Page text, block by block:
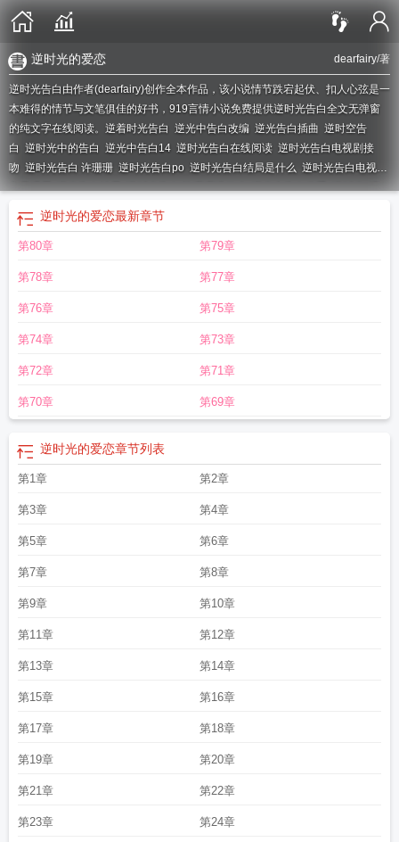
dearfairy/著
逆时光的爱恋
逆时光告白由作者(dearfairy)创作全本作品，该小说情节跌宕起伏、扣人心弦是一
本难得的情节与文笔俱佳的好书，919言情小说免费提供逆时光告白全文无弹窗
的纯文字在线阅读。 逆着时光告白 逆光中告白改编 逆光告白插曲 逆时空告
白 逆时光中的告白 逆光中告白14 逆时光告白在线阅读 逆时光告白电视剧接
吻 逆时光告白 许珊珊 逆时光告白po 逆时光告白结局是什么 逆时光告白电视剧
免费观看逆光告白结局逆时光告白 许珊珊讲什么逆光中告白分手逆时光逆
时光告白百度资源逆时光告白 百度
告白dearfairy结局
告白剧他在逆时光中告白 逆时光告白电视剧解说
看逆时光里的告白 逆时光告白电视剧全集免费观看
告白dearfairy
我的逆时光告白逆时光告白dear
视剧告白
逆光中告白11逆时光告白po说什么的
光中告白免费观看
逆时光的爱恋最新章节
第80章 第79章
第78章 第77章
第76章 第75章
第74章 第73章
第72章 第71章
第70章 第69章
逆时光的爱恋章节列表
第1章 第2章
第3章 第4章
第5章 第6章
第7章 第8章
第9章 第10章
第11章 第12章
第13章 第14章
第15章 第16章
第17章 第18章
第19章 第20章
第21章 第22章
第23章 第24章